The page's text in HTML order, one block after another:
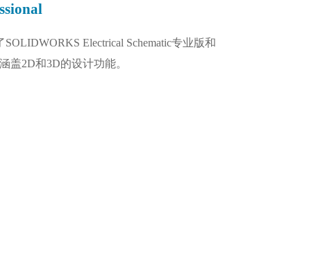
Electrical Schematic专业版和
盖2D和3D的设计功能。